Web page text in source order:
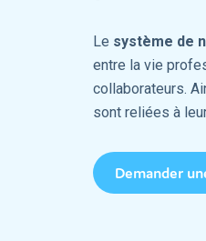
Le système de
entre la vie
collaborateurs.
sont reliées à
Demander